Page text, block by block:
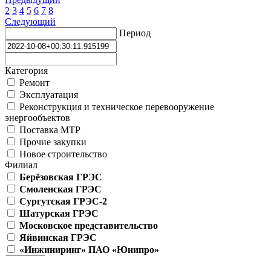
2 3 4 5 6 7 8
Следующий
Период
Категория
Ремонт
Эксплуатация
Реконструкция и техническое перевооружение
энергообъектов
Поставка МТР
Прочие закупки
Новое строительство
Филиал
Берёзовская ГРЭС
Смоленская ГРЭС
Сургутская ГРЭС-2
Шатурская ГРЭС
Московское представительство
Яйвинская ГРЭС
«Инжиниринг» ПАО «Юнипро»